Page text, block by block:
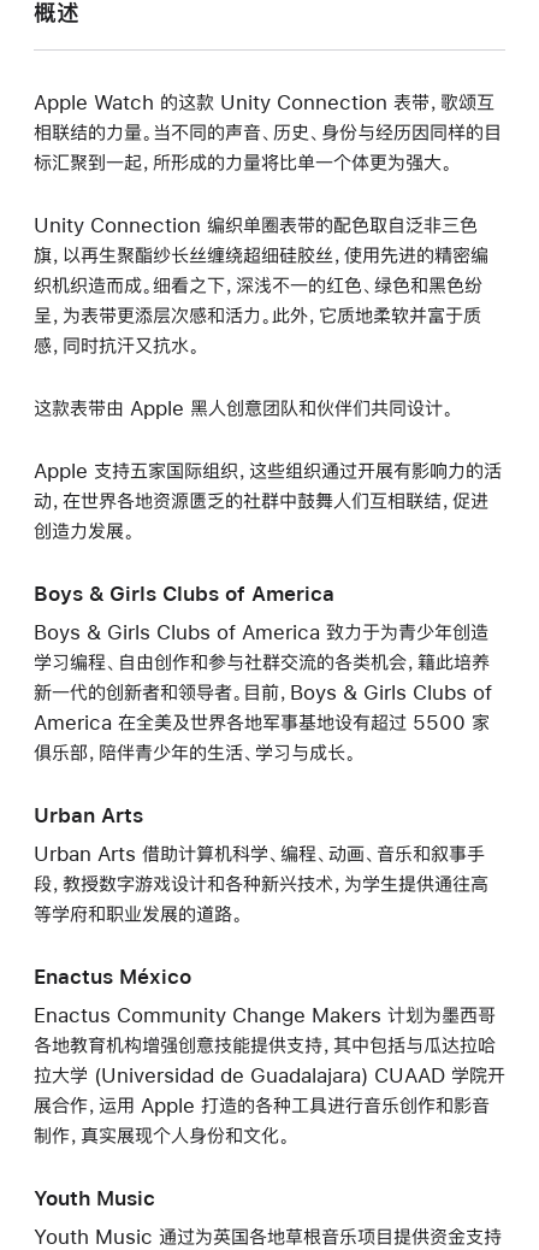
概述
Apple Watch 的这款 Unity Connection 表带，歌颂互
相联结的力量。当不同的声音、历史、身份与经历因同样的目
标汇聚到一起，所形成的力量将比单一个体更为强大。
Unity Connection 编织单圈表带的配色取自泛非三色
旗，以再生聚酯纱长丝缠绕超细硅胶丝，使用先进的精密编
织机织造而成。细看之下，深浅不一的红色、绿色和黑色纷
呈，为表带更添层次感和活力。此外，它质地柔软并富于质
感，同时抗汗又抗水。
这款表带由 Apple 黑人创意团队和伙伴们共同设计。
Apple 支持五家国际组织，这些组织通过开展有影响力的活
动，在世界各地资源匮乏的社群中鼓舞人们互相联结，促进
创造力发展。
Boys & Girls Clubs of America
Boys & Girls Clubs of America 致力于为青少年创造
学习编程、自由创作和参与社群交流的各类机会，籍此培养
新一代的创新者和领导者。目前，Boys & Girls Clubs of
America 在全美及世界各地军事基地设有超过 5500 家
俱乐部，陪伴青少年的生活、学习与成长。
Urban Arts
Urban Arts 借助计算机科学、编程、动画、音乐和叙事手
段，教授数字游戏设计和各种新兴技术，为学生提供通往高
等学府和职业发展的道路。
Enactus México
Enactus Community Change Makers 计划为墨西哥
各地教育机构增强创意技能提供支持，其中包括与瓜达拉哈
拉大学 (Universidad de Guadalajara) CUAAD 学院开
展合作，运用 Apple 打造的各种工具进行音乐创作和影音
制作，真实展现个人身份和文化。
Youth Music
Youth Music 通过为英国各地草根音乐项目提供资金支持